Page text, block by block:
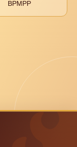
BPMPP